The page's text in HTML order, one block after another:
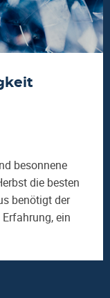
besonnene
die besten
benötigt der
ein